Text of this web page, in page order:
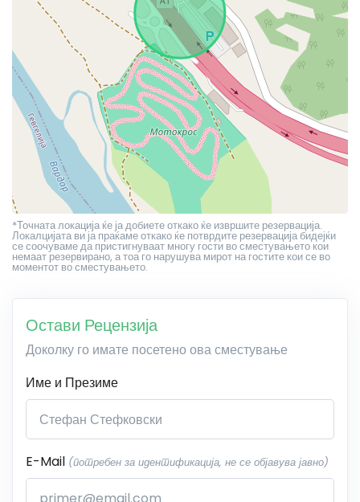
*Точната локација ќе ја добиете откако ќе извршите резервација.
Локалцијата ви ја праќаме откако ќе потврдите резервација бидејќи
се соочуваме да пристигнуваат многу гости во сместувањето кои
немаат резервирано, а тоа го нарушува мирот на гостите кои се во
моментот во сместувањето.
Остави Рецензија
Доколку го имате посетено ова сместување
Име и Презиме
E-Mail (потребен за идентификација, не се објавува јавно)